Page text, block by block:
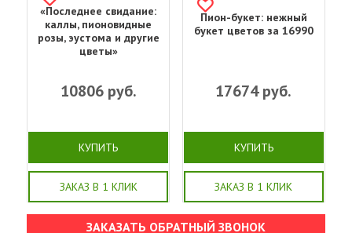
«Последнее свидание:
каллы, пионовидные
розы, эустома и другие
цветы»
10806руб.
КУПИТЬ
ЗАКАЗ В 1 КЛИК
Пион-букет: нежный
букет цветов за 16990
17674руб.
КУПИТЬ
ЗАКАЗ В 1 КЛИК
ЗАКАЗАТЬ ОБРАТНЫЙ ЗВОНОК